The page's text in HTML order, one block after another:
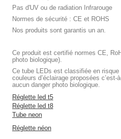
Pas d'UV ou de radiation Infrarouge
Normes de sécurité : CE et ROHS
Nos produits sont garantis un an.
Ce produit est certifié normes CE,
photo biologique).
Ce tube LEDs est classifiée en risque
couleurs d’éclairage proposées c’est-
aucun danger photo biologique.
Réglette led t5
Réglette led t8
Tube neon
Réglette néon